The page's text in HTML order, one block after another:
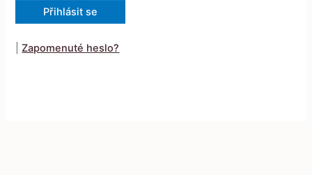
|Zapomenuté heslo?